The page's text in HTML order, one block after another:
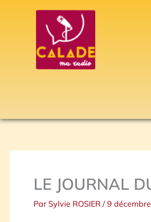
LE JOURNAL
Par Sylvie ROSIER / 9